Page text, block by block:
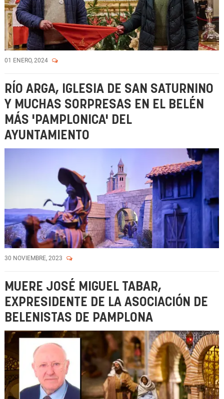
01 ENERO, 2024
RÍO ARGA, IGLESIA DE SAN SATURNINO
Y MUCHAS SORPRESAS EN EL BELÉN
MÁS 'PAMPLONICA' DEL
AYUNTAMIENTO
30 NOVIEMBRE, 2023
MUERE JOSÉ MIGUEL TABAR,
EXPRESIDENTE DE LA ASOCIACIÓN DE
BELENISTAS DE PAMPLONA